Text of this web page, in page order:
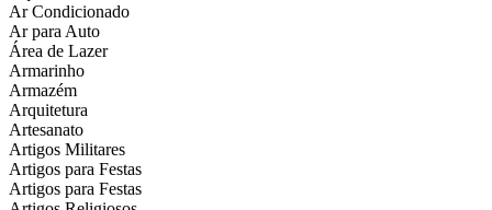
Ar Condicionado
Ar para Auto
Área de Lazer
Armarinho
Armazém
Arquitetura
Artesanato
Artigos Militares
Artigos para Festas
Artigos para Festas